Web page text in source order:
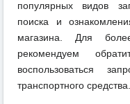
популярных видов
поиска и
магазина. Для
рекомендуем
воспользоваться
транспортного средства.